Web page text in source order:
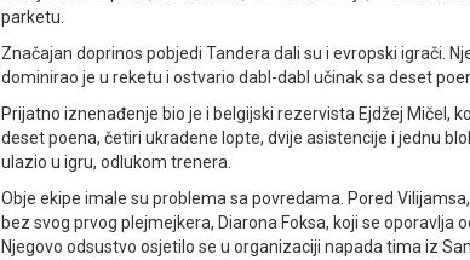
parketu.
Značajan doprinos pobjedi Tandera dali su i evropski igrači.
dominirao je u reketu i ostvario dabl-dabl učinak sa deset
Prijatno iznenađenje bio je i belgijski rezervista Ejdžej Mičel,
deset poena, četiri ukradene lopte, dvije asistencije i jednu
ulazio u igru, odlukom trenera.
Obje ekipe imale su problema sa povredama. Pored
bez svog prvog plejmejkera, Diarona Foksa, koji se oporavlja
Njegovo odsustvo osjetilo se u organizaciji napada tima iz